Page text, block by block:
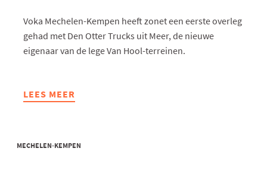
Voka Mechelen-Kempen heeft zonet een eerste overleg
gehad met Den Otter Trucks uit Meer, de nieuwe
eigenaar van de lege Van Hool-terreinen.
LEES MEER
ABOUT
HOOL-
MECHELEN-KEMPEN